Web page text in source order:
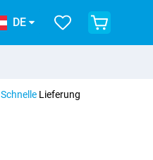
DE
SchnelleLieferung